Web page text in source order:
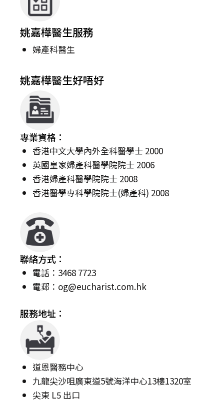
姚嘉樺醫生服務
婦產科醫生
姚嘉樺醫生好唔好
專業資格：
香港中文大學內外全科醫學士 2000
英國皇家婦產科醫學院院士 2006
香港婦產科醫學院院士 2008
香港醫學專科學院院士(婦產科) 2008
聯絡方式：
電話：3468 7723
電郵： og@eucharist.com.hk
服務地址：
道恩醫務中心
九龍尖沙咀廣東道5號海洋中心13樓1320室
尖東 L5 出口